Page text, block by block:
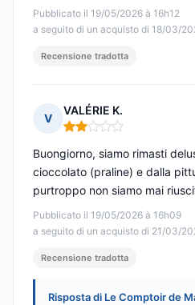
Pubblicato il 19/05/2026 à 16h12
a seguito di un acquisto di 18/03/
Recensione tradotta
V
VALÉRIE K.
Nota: 2 su 5
Pubblicato il 19/05/2026 à 16h09
a seguito di un acquisto di 21/03/
Buongiorno, siamo rimasti
cioccolato (praline) e dalla
purtroppo non siamo mai
Recensione tradotta
Risposta di Le Comptoir de